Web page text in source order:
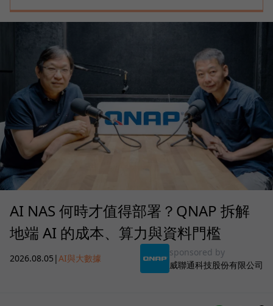
AI NAS 何時才值得部署？QNAP 拆解
地端 AI 的成本、算力與資料門檻
2026.08.05 |AI與大數據
sponsored by
威聯通科技股份有限公司